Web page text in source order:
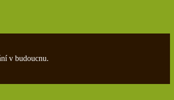
v budoucnu.